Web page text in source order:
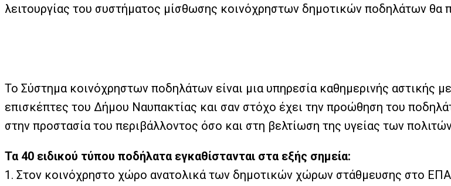
λειτουργίας του συστήματος μίσθωσης κοινόχρηστων δημοτικών ποδηλάτων θα
Το Σύστημα κοινόχρηστων ποδηλάτων είναι μια υπηρεσία καθημερινής αστικής
επισκέπτες του Δήμου Ναυπακτίας και σαν στόχο έχει την προώθηση του
στην προστασία του περιβάλλοντος όσο και στη βελτίωση της υγείας των
Τα 40 ειδικού τύπου ποδήλατα εγκαθίστανται στα εξής σημεία:
1. Στον κοινόχρηστο χώρο ανατολικά των δημοτικών χώρων στάθμευσης στο